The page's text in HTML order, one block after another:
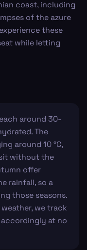
coast, including
of the azure
these
while letting
around 30-
The
around 10 °C,
without the
offer
rainfall, so a
those seasons.
we track
at no